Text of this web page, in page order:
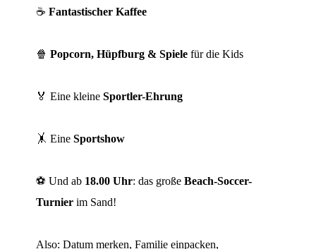
☕Fantastischer Kaffee
🍿Popcorn, Hüpfburg & Spiele für die Kids
🏅 Eine kleineSportler-Ehrung
🤸 EineSportshow
⚽ Und ab 18.00 Uhr: das großeBeach-Soccer-
Turnier im Sand!
Also: Datum merken, Familie einpacken,